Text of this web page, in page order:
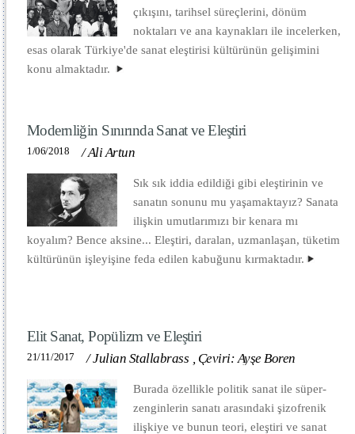
çıkışını, tarihsel süreçlerini, dönüm
noktaları ve ana kaynakları ile incelerken,
esas olarak Türkiye'de sanat eleştirisi kültürünün gelişimini
konu almaktadır.
Modernliğin Sınırında Sanat ve Eleştiri
1/06/2018 /Ali Artun
Sık sık iddia edildiği gibi eleştirinin ve
sanatın sonunu mu yaşamaktayız? Sanata
ilişkin umutlarımızı bir kenara mı
koyalım? Bence aksine... Eleştiri, daralan, uzmanlaşan, tüketim
kültürünün işleyişine feda edilen kabuğunu kırmaktadır.
Elit Sanat, Popülizm ve Eleştiri
21/11/2017 /Julian Stallabrass , Çeviri: Ayşe Boren
Burada özellikle politik sanat ile süper-
zenginlerin sanatı arasındaki şizofrenik
ilişkiye ve bunun teori, eleştiri ve sanat